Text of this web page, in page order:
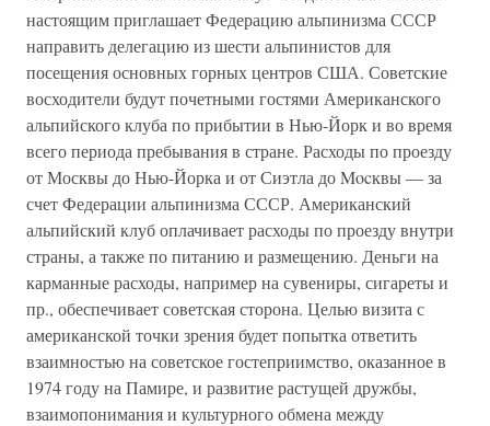
настоящим приглашает Федерацию альпинизма СССР
направить делегацию из шести альпинистов для
посещения основных горных центров США. Советские
восходители будут почетными гостями Американского
альпийского клуба по прибытии в Нью-Йорк и во время
всего периода пребывания в стране. Расходы по проезду
от Москвы до Нью-Йорка и от Сиэтла до Mocквы — за
счет Федерации альпинизма СССР. Американский
альпийский клуб оплачивает расходы по проезду внутри
страны, а также по питанию и размещению. Деньги на
карманные расходы, например на сувениры, сигареты и
пр., обеспечивает советская сторона. Целью визита с
американской точки зрения будет попытка ответить
взаимностью на советское гостеприимство, оказанное в
1974 году на Памире, и развитие растущей дружбы,
взаимопонимания и культурного обмена между